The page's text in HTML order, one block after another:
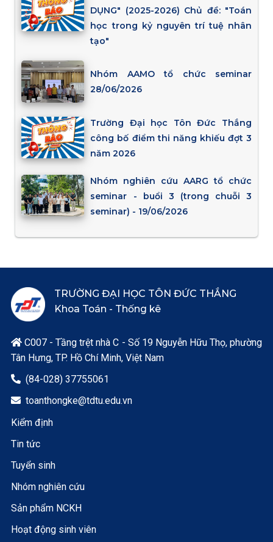
DỤNG" (2025-2026) Chủ đề: "Toán
học trong kỷ nguyên trí tuệ nhân
tạo"
Nhóm AAMO tổ chức seminar
28/06/2026
Trường Đại học Tôn Đức Thắng
công bố điểm thi năng khiếu đợt 3
năm 2026
Nhóm nghiên cứu AARG tổ chức
seminar - buổi 3 (trong chuỗi 3
seminar) - 19/06/2026
TRƯỜNG ĐẠI HỌC TÔN ĐỨC THẮNG
Khoa Toán - Thống kê
C007 - Tầng trệt nhà C - Số 19 Nguyễn Hữu Thọ, phường
Tân Hưng, TP. Hồ Chí Minh, Việt Nam
 (84-028) 37755061
 toanthongke@tdtu.edu.vn
Kiểm định
Tin tức
Tuyển sinh
Nhóm nghiên cứu
Sản phẩm NCKH
Hoạt động sinh viên